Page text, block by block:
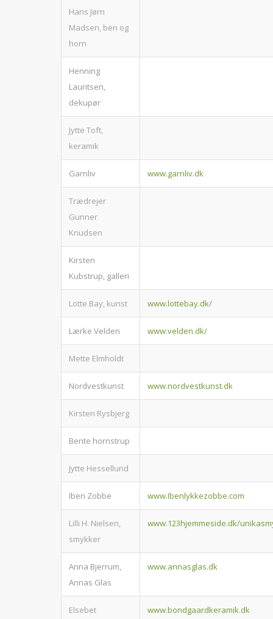
Hans Jørn
Madsen, ben og
horn
Henning
Lauritsen,
dekupør
Jytte Toft,
keramik
Garnliv www.garnliv.dk
Trædrejer
Gunner
Knudsen
Kirsten
Kubstrup, galleri
Lotte Bay, kunst www.lottebay.dk/
Lærke Velden www.velden.dk/
Mette Elmholdt
Nordvestkunst www.nordvestkunst.dk
Kirsten Rysbjerg
Bente hornstrup
Jytte Hessellund
Iben Zobbe www.Ibenlykkezobbe.com
Lilli H. Nielsen,
smykker
www.123hjemmeside.dk/
Anna Bjerrum,
Annas Glas
www.annasglas.dk
Elsebet
www.bondgaardkeramik.dk